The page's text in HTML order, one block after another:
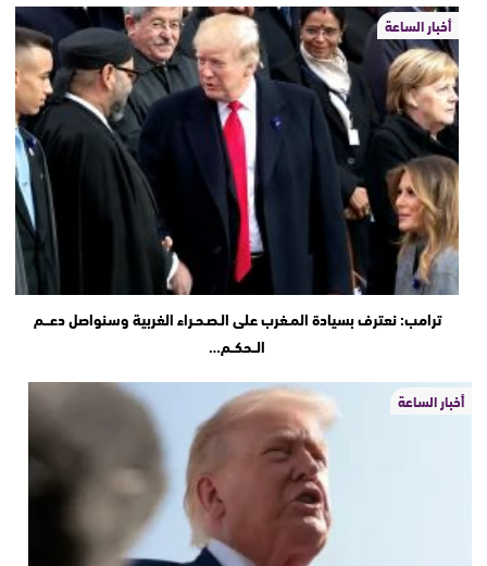
أخبار الساعة
ترامب: نعترف بسيادة المـغرب على الـصـحـراء الغربية وسنواصل دعـــم
الــحكــم…
أخبار الساعة